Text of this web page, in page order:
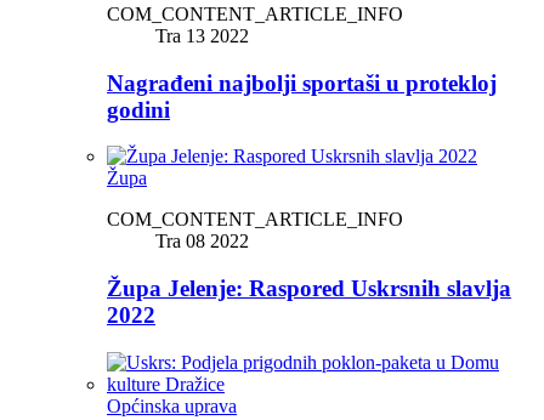
COM_CONTENT_ARTICLE_INFO
Tra 13 2022
Nagrađeni najbolji sportaši u protekloj
godini
Župa
COM_CONTENT_ARTICLE_INFO
Tra 08 2022
Župa Jelenje: Raspored Uskrsnih slavlja
2022
Općinska uprava